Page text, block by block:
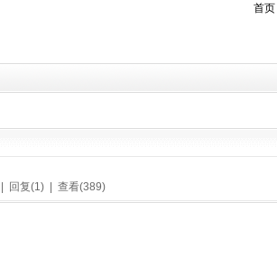
首页
| 回复(1) | 查看(389)